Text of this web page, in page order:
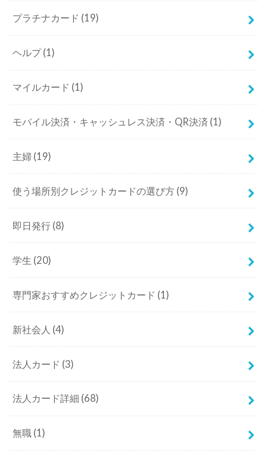
プラチナカード (19)
ヘルプ(1)
マイルカード (1)
モバイル決済・キャッシュレス決済・QR決済 (1)
主婦 (19)
使う場所別クレジットカードの選び方 (9)
即日発行 (8)
学生 (20)
専門家おすすめクレジットカード (1)
新社会人 (4)
法人カード (3)
法人カード詳細 (68)
無職 (1)